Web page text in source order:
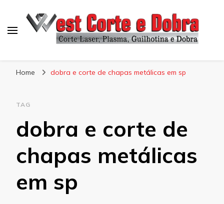
Home dobra e corte de chapas metálicas em sp
TAG
dobra e corte de
chapas metálicas
em sp